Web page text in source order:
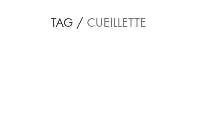
TAG / CUEILLETTE